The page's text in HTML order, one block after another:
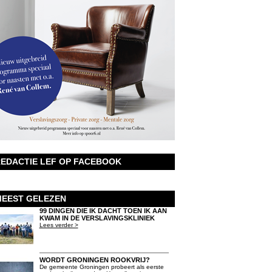
LEF OP FACEBOOK
GELEZEN
99 DINGEN DIE IK DACHT TOEN IK AAN
KWAM IN DE VERSLAVINGSKLINIEK
Lees verder >
WORDT GRONINGEN ROOKVRIJ?
De gemeente Groningen probeert als eerste